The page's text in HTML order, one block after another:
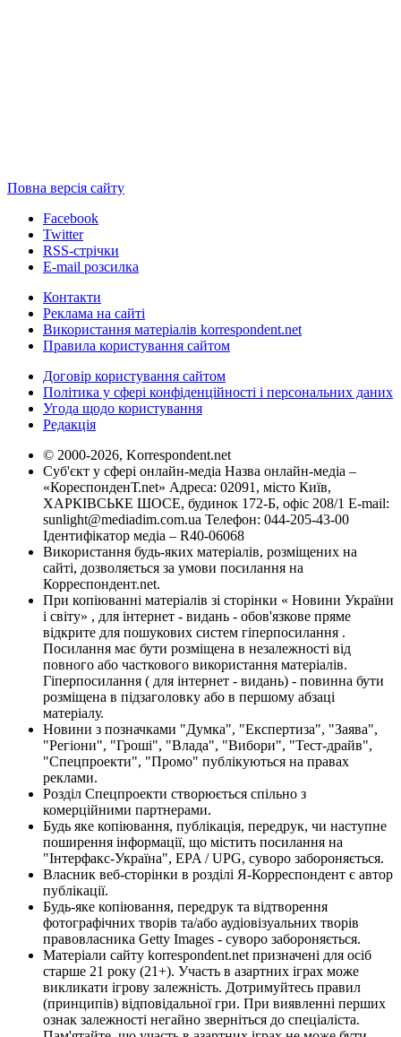
Повна версія сайту
Facebook
Twitter
RSS-стрічки
E-mail розсилка
Контакти
Реклама на сайті
Використання матеріалів korrespondent.net
Правила користування сайтом
Договір користування сайтом
Політика у сфері конфіденційності і персональних даних
Угода щодо користування
Редакція
© 2000-2026, Korrespondent.net
Суб'єкт у сфері онлайн-медіа Назва онлайн-медіа –
«КореспонденТ.net» Адреса: 02091, місто Київ,
ХАРКІВСЬКЕ ШОСЕ, будинок 172-Б, офіс 208/1 E-mail:
sunlight@mediadim.com.ua Телефон: 044-205-43-00
Ідентифікатор медіа – R40-06068
Використання будь-яких матеріалів, розміщених на
сайті, дозволяється за умови посилання на
Корреспондент.net.
При копіюванні матеріалів зі сторінки « Новини України
і світу» , для інтернет - видань - обов'язкове пряме
відкрите для пошукових систем гіперпосилання .
Посилання має бути розміщена в незалежності від
повного або часткового використання матеріалів.
Гіперпосилання ( для інтернет - видань) - повинна бути
розміщена в підзаголовку або в першому абзаці
матеріалу.
Новини з позначками "Думка", "Експертиза", "Заява",
"Регіони", "Гроші", "Влада", "Вибори", "Тест-драйв",
"Спецпроекти", "Промо" публікуються на правах
реклами.
Розділ Спецпроекти створюється спільно з
комерційними партнерами.
Будь яке копіювання, публікація, передрук, чи наступне
поширення інформації, що містить посилання на
"Інтерфакс-Україна", EPA / UPG, суворо забороняється.
Власник веб-сторінки в розділі Я-Корреспондент є автор
публікації.
Будь-яке копіювання, передрук та відтворення
фотографічних творів та/або аудіовізуальних творів
правовласника Getty Images - суворо забороняється.
Матеріали сайту korrespondent.net призначені для осіб
старше 21 року (21+). Участь в азартних іграх може
викликати ігрову залежність. Дотримуйтесь правил
(принципів) відповідальної гри. При виявленні перших
ознак залежності негайно зверніться до спеціаліста.